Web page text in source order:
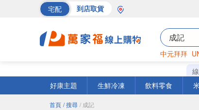
宅配 到店取貨
中元拜拜
罐頭
好康主題
生鮮冷凍 飲料零食
首頁 / 搜尋 / 成記